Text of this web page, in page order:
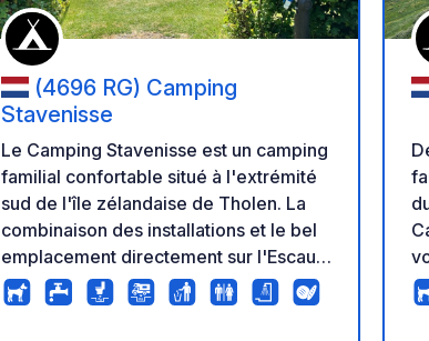
(4696 RG) Camping
Stavenisse
Le Camping Stavenisse est un camping
familial confortable situé à l'extrémité
sud de l'île zélandaise de Tholen. La
combinaison des installations et le bel
emplacement directement sur l'Escaut
oriental garantissent qu'il y a plus
qu'assez de choses à faire sur et en
dunes. À